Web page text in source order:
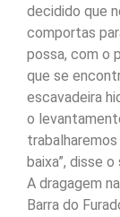
decidido que
comportas
possa, com o
que se
escavadeira
o
baixa”, disse
A dragagem
Barra do